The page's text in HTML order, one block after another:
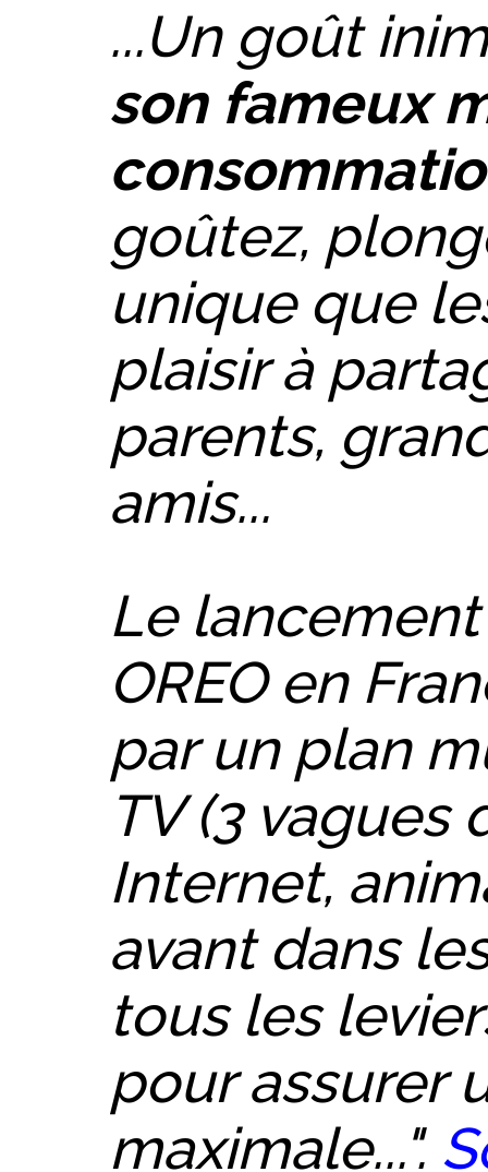
...Un goût
son fameux
goûtez,
unique que
plaisir à
parents,
amis...
Le
OREO en
par un plan
TV (3 vagues
Internet,
avant dans
tous les
pour assurer
maximale...".